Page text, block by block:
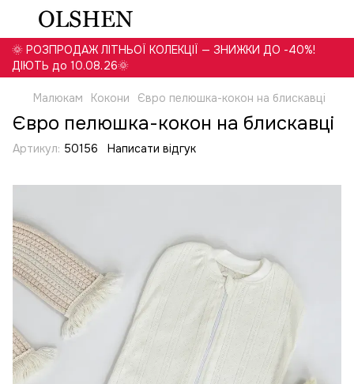
🌞 РОЗПРОДАЖ ЛІТНЬОЇ КОЛЕКЦІЇ — ЗНИЖКИ ДО -40%!
ДІЮТЬ до 10.08.26🌞
Малюкам Кокони Євро пелюшка-кокон на блискавці
Євро пелюшка-кокон на блискавці
Артикул: 50156 Написати відгук